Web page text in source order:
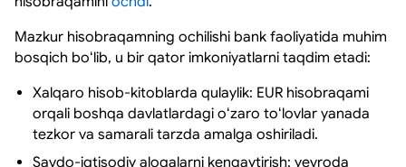
Mazkur hisobraqamning ochilishi bank faoliyatida muhim
bosqich boʻlib, u bir qator imkoniyatlarni taqdim etadi:
Xalqaro hisob-kitoblarda qulaylik: EUR hisobraqami
orqali boshqa davlatlardagi oʻzaro toʻlovlar yanada
tezkor va samarali tarzda amalga oshiriladi.
Savdo-iqtisodiy aloqalarni kengaytirish: yevroda